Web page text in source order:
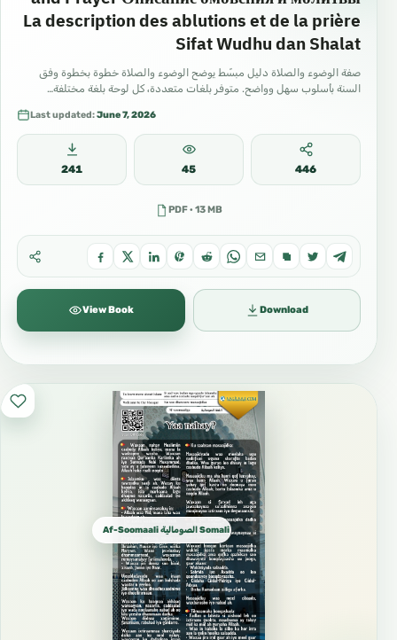
La description des ablutions et de la prière
Sifat Wudhu dan Shalat
صفة الوضوء والصلاة دليل مبسّط يوضح الوضوء والصلاة خطوة بخطوة وفق
السنة بأسلوب سهل وواضح. متوفر بلغات متعددة، كل لوحة بلغة مختلفة…
Last updated:June 7, 2026
241 45 446
PDF · 13 MB
View Book Download